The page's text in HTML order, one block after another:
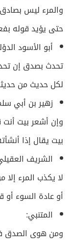
والمرء ليس
حتى يؤيد قوله
أبو الأسود
تحدث بصدق إن
لكل حديث من
زهير بن أبي
وإن أشعر بيت أنت
بيت يقال إذا
الشريف
لا يكذب المرء إلا
أو عادة السوء أو
المتنبي:
ومن هوى الصدق